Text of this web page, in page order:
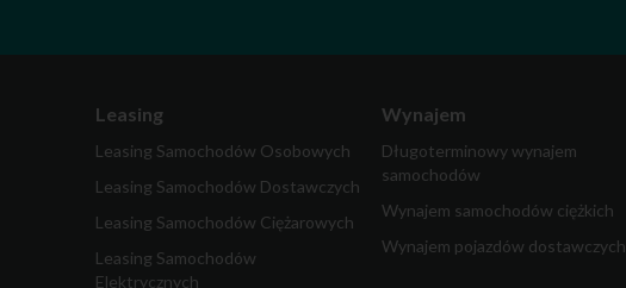
Leasing
Leasing Samochodów Osobowych
Leasing Samochodów Dostawczych
Leasing Samochodów Ciężarowych
Leasing Samochodów
Elektrycznych
Wynajem
Długoterminowy wynajem
samochodów
Wynajem samochodów ciężkich
Wynajem pojazdów dostawczych